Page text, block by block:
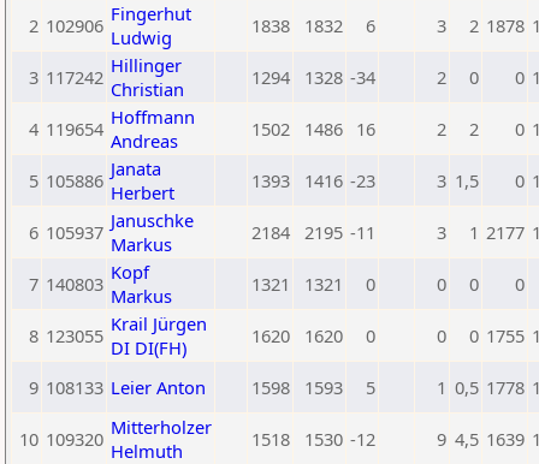
2 102906 Fingerhut
Ludwig
1838 1832 6 3 2 1878
3 117242 Hillinger
Christian
1294 1328 -34 2 0 0
4 119654 Hoffmann
Andreas
1502 1486 16 2 2 0
5 105886 Janata
Herbert
1393 1416 -23 3 1,5 0
6 105937 Januschke
Markus
2184 2195 -11 3 1 2177
7 140803 Kopf
Markus
1321 1321 0 0 0 0
8 123055 Krail Jürgen
DI DI(FH)
1620 1620 0 0 0 1755
9 108133 Leier Anton 1598 1593 5 1 0,5 1778
10 109320 Mitterholzer
Helmuth
1518 1530 -12 9 4,5 1639